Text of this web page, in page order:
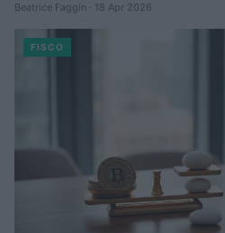
Beatrice Faggin · 18 Apr 2026
FISCO